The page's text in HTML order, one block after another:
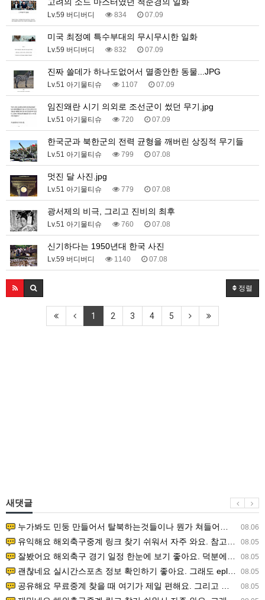
Lv.59 버디버디 834 07.09
미국 최정예 특수부대의 무시무시한 일화
Lv.59 버디버디 832 07.09
진짜 쓸데가 하나도없어서 멸종안한 동물...JPG
Lv.51 아기물티슈 1107 07.09
임진왜란 시기 의외로 조선군이 썼던 무기.jpg
Lv.51 아기물티슈 720 07.09
한국군과 북한군의 전력 균형을 깨버린 상징적 무기들
Lv.51 아기물티슈 799 07.08
멋진 달 사진.jpg
Lv.51 아기물티슈 779 07.08
광서제의 비극, 그리고 진비의 최후
Lv.51 아기물티슈 760 07.08
신기하다는 1950년대 한국 사진
Lv.59 버디버디 1140 07.08
정렬
1 2 3 4 5
새댓글
08.06
누가봐도 민둥 만들어서 탈북하는것들이나 뭔가 쳐들어오는 낌새를 미리 알아차리기 위함이지 저걸 전쟁준비라고 하…
08.05
유익해요 해외축구중계 링크 찾기 쉬워서 자주 와요. 참고로 무료스포츠중계 정보 확인할 때 출처 꼭 체크해요.…
08.05
잘봤어요 해외축구 경기 일정 한눈에 보기 좋아요. 덕분에 epl중계 볼 때 공식 중계 채널 먼저 찾아봐요. …
08.05
괜찮네요 실시간스포츠 정보 확인하기 좋아요. 그래도 epl중계 볼 때 공식 중계 채널 먼저 찾아봐요. 북마크…
08.05
공유해요 무료중계 찾을 때 여기가 제일 편해요. 그리고 무료스포츠중계 정보 확인할 때 출처 꼭 체크해요. 앞…